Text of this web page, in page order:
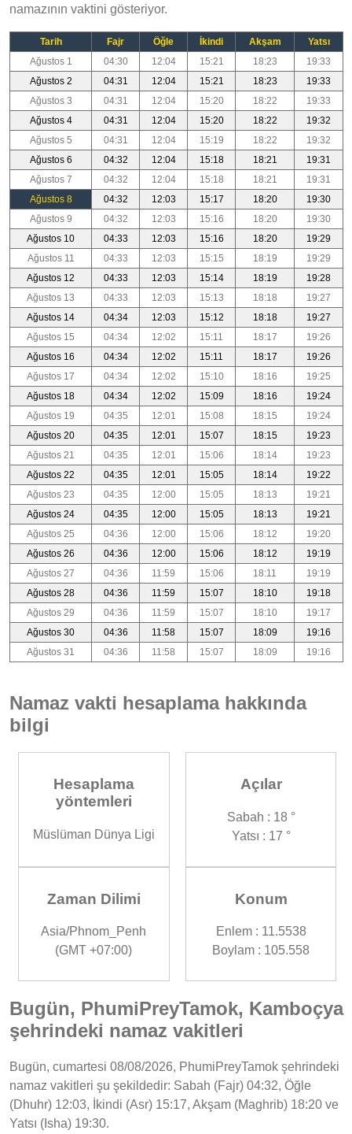
namazının vaktini gösteriyor.
Tarih Fajr Öğle İkindi Akşam
Yatsı
Ağustos 1
04:30 12:04 15:21 18:23
19:33
Ağustos 2
04:31 12:04 15:21 18:23
19:33
Ağustos 3
04:31 12:04 15:20 18:22
19:33
Ağustos 4
04:31 12:04 15:20 18:22
19:32
Ağustos 5
04:31 12:04 15:19 18:22
19:32
Ağustos 6
04:32 12:04 15:18 18:21
19:31
Ağustos 7
04:32 12:04 15:18 18:21
19:31
Ağustos 8
04:32 12:03 15:17 18:20
19:30
Ağustos 9
04:32 12:03 15:16 18:20
19:30
Ağustos 10
04:33 12:03 15:16 18:20
19:29
Ağustos 11
04:33 12:03 15:15 18:19
19:29
Ağustos 12
04:33 12:03 15:14 18:19
19:28
Ağustos 13
04:33 12:03 15:13 18:18
19:27
Ağustos 14
04:34 12:03 15:12 18:18
19:27
Ağustos 15
04:34 12:02 15:11 18:17
19:26
Ağustos 16
04:34 12:02 15:11 18:17
19:26
Ağustos 17
04:34 12:02 15:10 18:16
19:25
Ağustos 18
04:34 12:02 15:09 18:16
19:24
Ağustos 19
04:35 12:01 15:08 18:15
19:24
Ağustos 20
04:35 12:01 15:07 18:15
19:23
Ağustos 21
04:35 12:01 15:06 18:14
19:23
Ağustos 22
04:35 12:01 15:05 18:14
19:22
Ağustos 23
04:35 12:00 15:05 18:13
19:21
Ağustos 24
04:35 12:00 15:05 18:13
19:21
Ağustos 25
04:36 12:00 15:06 18:12
19:20
Ağustos 26
04:36 12:00 15:06 18:12
19:19
Ağustos 27
04:36 11:59 15:06 18:11
19:19
Ağustos 28
04:36 11:59 15:07 18:10
19:18
Ağustos 29
04:36 11:59 15:07 18:10
19:17
Ağustos 30
04:36 11:58 15:07 18:09
19:16
Ağustos 31
04:36 11:58 15:07 18:09 19:16
Namaz vakti hesaplama hakkında
bilgi
Hesaplama
yöntemleri
Müslüman Dünya Ligi
Açılar
Sabah : 18 °
Yatsı : 17 °
Zaman Dilimi
Asia/Phnom_Penh
(GMT +07:00)
Konum
Enlem : 11.5538
Boylam : 105.558
Bugün, PhumiPreyTamok, Kamboçya
şehrindeki namaz vakitleri
Bugün, cumartesi 08/08/2026, PhumiPreyTamok şehrindeki
namaz vakitleri şu şekildedir: Sabah (Fajr) 04:32, Öğle
(Dhuhr) 12:03, İkindi (Asr) 15:17, Akşam (Maghrib) 18:20 ve
Yatsı (Isha) 19:30.